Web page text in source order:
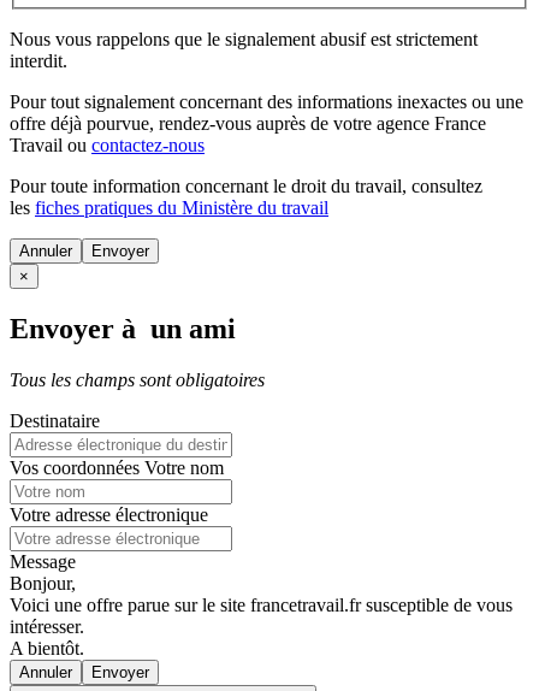
Nous vous rappelons que le signalement abusif est strictement
interdit.
Pour tout signalement concernant des informations inexactes ou une
offre déjà pourvue, rendez-vous auprès de votre agence France
Travail ou contactez-nous
Pour toute information concernant le droit du travail, consultez
les fiches pratiques du Ministère du travail
Annuler
×
Envoyer à un ami
Tous les champs sont obligatoires
Destinataire
Vos coordonnées Votre nom
Votre adresse électronique
Message
Bonjour,
Voici une offre parue sur le site francetravail.fr susceptible de vous
intéresser.
A bientôt.
Annuler